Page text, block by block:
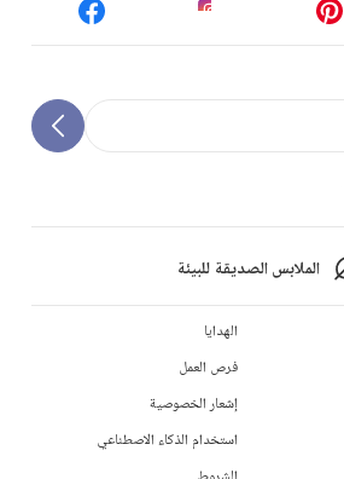
الملابس الصديقة للبيئة
الهدايا
فرص العمل
إشعار الخصوصية
استخدام الذكاء الاصطناعي